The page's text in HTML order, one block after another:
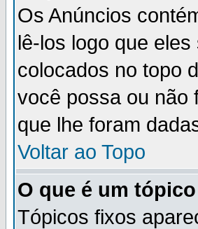
Os Anúncios
lê-los logo que
colocados no topo
você possa ou não
que lhe foram
Voltar ao Topo
O que é um tópico
Tópicos fixos